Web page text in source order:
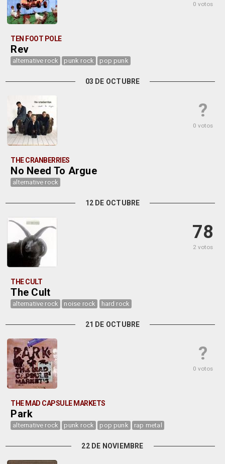
0 votos
TEN FOOT POLE
Rev
alternative rock punk rock pop punk
03 DE OCTUBRE
?
0 votos
THE CRANBERRIES
No Need To Argue
alternative rock
12 DE OCTUBRE
78
2 votos
THE CULT
The Cult
alternative rock noise rock hard rock
21 DE OCTUBRE
?
0 votos
THE MAD CAPSULE MARKETS
Park
alternative rock punk rock pop punk rap metal
22 DE NOVIEMBRE